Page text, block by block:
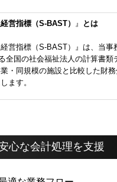
営指標（S-BAST） 』 とは
経営指標（S-BAST）』は、当事
全国の社会福祉法人の計算書類
・同規模の施設と比較した財務
ます。
心な会計処理を支援